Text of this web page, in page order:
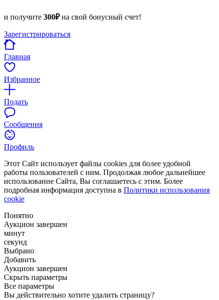
и получите 300₽на свой бонусный счет!
Зарегистрироваться
Главная
Избранное
Подать
Сообщения
Профиль
Этот Сайт использует файлы cookies для более удобной
работы пользователей с ним. Продолжая любое дальнейшее
использование Сайта, Вы соглашаетесь с этим. Более
подробная информация доступна в Политики использования
cookie
Понятно
Аукцион завершен
минут
секунд
Выбрано
Добавить
Аукцион завершен
Скрыть параметры
Все параметры
Вы действительно хотите удалить страницу?